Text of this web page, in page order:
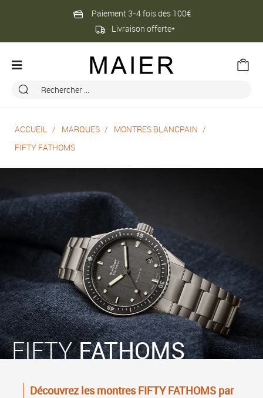
Paiement 3-4 fois dès 100€
Livraison offerte*
ACCUEIL MARQUES
MONTRES BLANCPAIN
FIFTY FATHOMS
FIFTYFATHOMS
Découvrez les montres FIFTY FATHOMS par